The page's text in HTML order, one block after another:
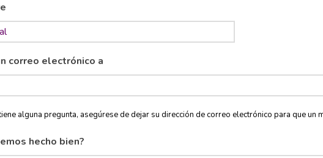
correo electrónico a
alguna pregunta, asegúrese de dejar su dirección de correo electrónico para que
hecho bien?